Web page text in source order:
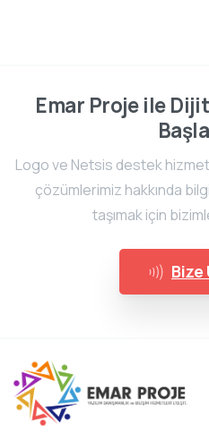
Emar Proje ile
Logo ve Netsis destek
çözümlerimiz hakkında
taşımak için
Bize